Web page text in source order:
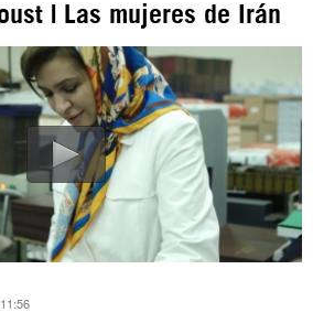
y Viber: +98 921 79 29 404
como: hispan_tv
https://www.facebook.com/Nexolatino.Canal
| Las mujeres de Irán